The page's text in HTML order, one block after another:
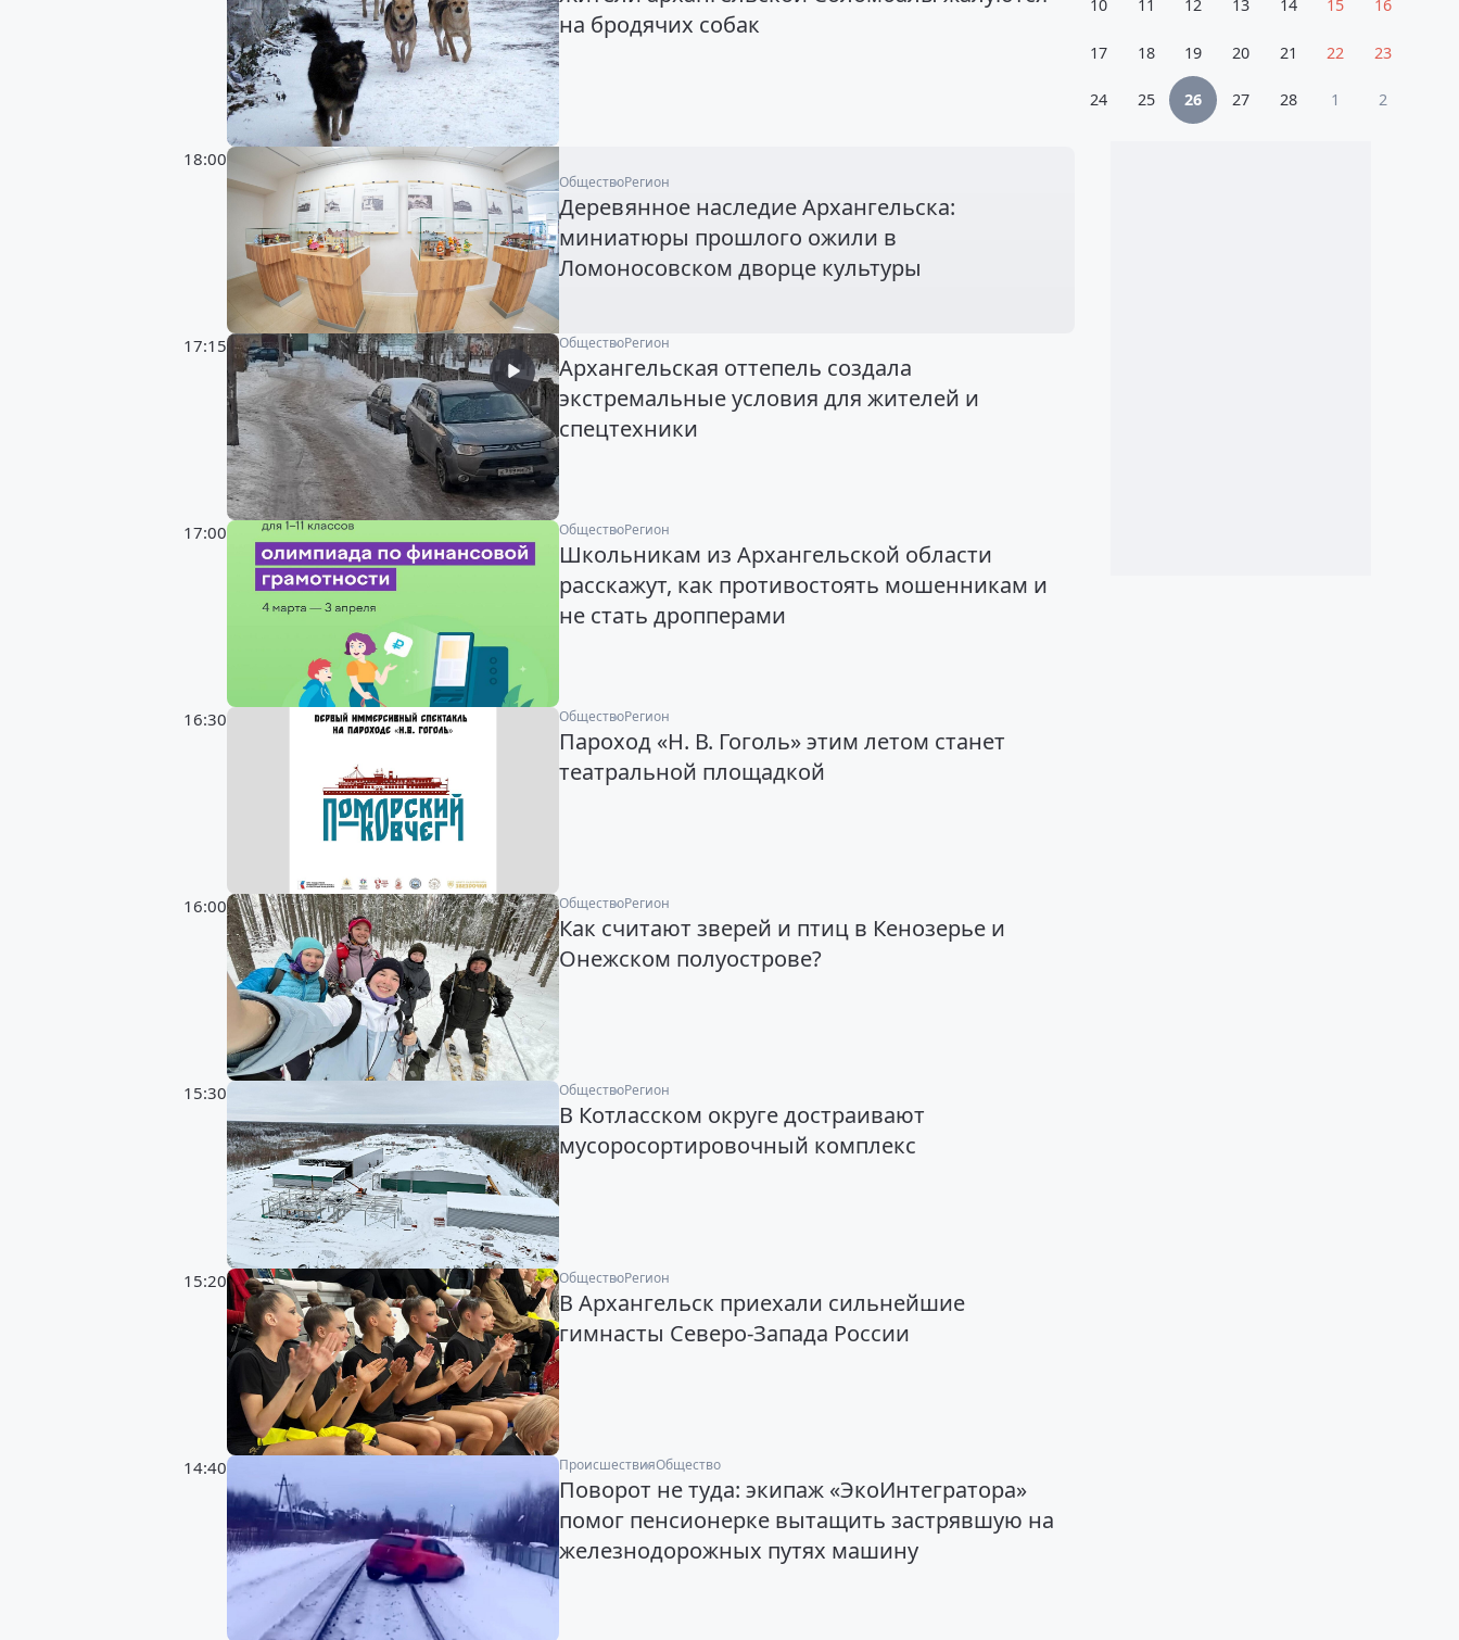
на бродячих собак
18:00
ОбществоРегион
Деревянное наследие Архангельска:
миниатюры прошлого ожили в
Ломоносовском дворце культуры
17:15 ОбществоРегион
Архангельская оттепель создала
экстремальные условия для жителей и
спецтехники
17:00 ОбществоРегион
Школьникам из Архангельской области
расскажут, как противостоять мошенникам и
не стать дропперами
16:30 ОбществоРегион
Пароход «Н. В. Гоголь» этим летом станет
театральной площадкой
16:00 ОбществоРегион
Как считают зверей и птиц в Кенозерье и
Онежском полуострове?
15:30 ОбществоРегион
В Котласском округе достраивают
мусоросортировочный комплекс
15:20 ОбществоРегион
В Архангельск приехали сильнейшие
гимнасты Северо-Запада России
14:40 ПроисшествияОбщество
Поворот не туда: экипаж «ЭкоИнтегратора»
помог пенсионерке вытащить застрявшую на
железнодорожных путях машину
10 11 12 13 14 15 16
17 18 19 20 21 22 23
24 25 26 27 28 1 2